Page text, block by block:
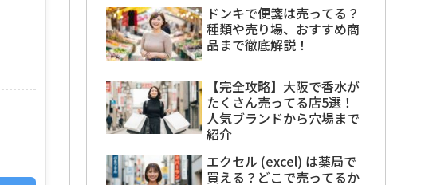
ドンキで便箋は売ってる？
種類や売り場、おすすめ商
品まで徹底解説！
【完全攻略】大阪で香水が
たくさん売ってる店5選！
人気ブランドから穴場まで
紹介
エクセル (excel) は薬局で
買える？どこで売ってるか